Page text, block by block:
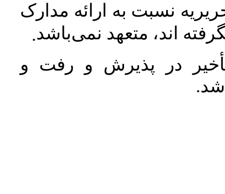
نسبت به ارائه مدارک
اند، متعهد نمی‌باشد.
در پذیرش و رفت و
شد.